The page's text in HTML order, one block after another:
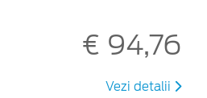
€ 94,76
Vezi detalii